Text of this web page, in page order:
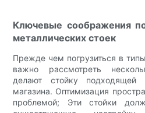
Ключевые соображения
металлических стоек
Прежде чем погрузиться в
важно рассмотреть
делают стойку подходящей
магазина. Оптимизация
проблемой; Эти стойки